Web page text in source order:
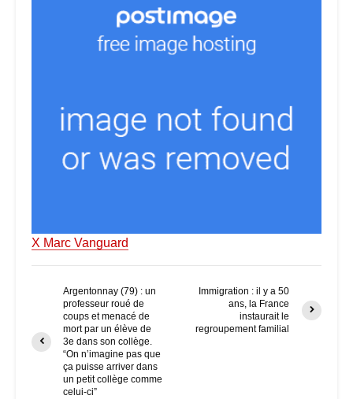
X Marc Vanguard
Argentonnay (79) : un
professeur roué de
coups et menacé de
mort par un élève de
3e dans son collège.
“On n’imagine pas que
ça puisse arriver dans
un petit collège comme
celui-ci”
Immigration : il y a 50
ans, la France
instaurait le
regroupement familial